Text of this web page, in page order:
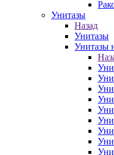
Унитазы
Назад
Унитазы
Унитазы